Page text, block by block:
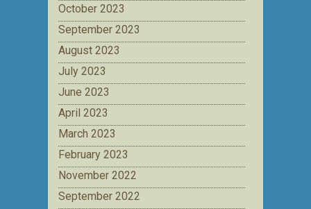
October 2023
September 2023
August 2023
July 2023
June 2023
April 2023
March 2023
February 2023
November 2022
September 2022